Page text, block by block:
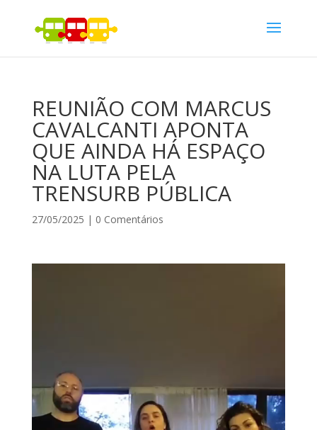
REUNIÃO COM MARCUS
CAVALCANTI APONTA
QUE AINDA HÁ ESPAÇO
NA LUTA PELA
TRENSURB PÚBLICA
27/05/2025 | 0 Comentários